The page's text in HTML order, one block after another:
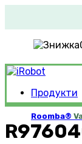
Продукти
Roomba®